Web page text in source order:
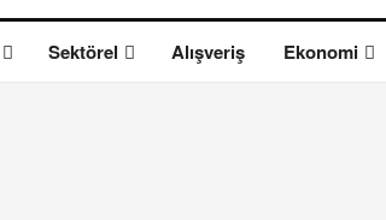
Sektörel Alışveriş Ekonomi